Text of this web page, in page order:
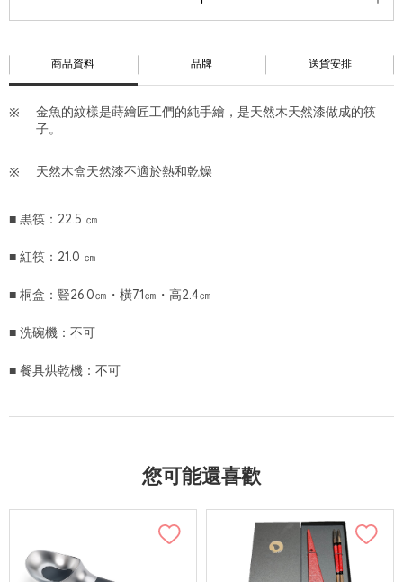
商品資料 品牌 送貨安排
金魚的紋樣是蒔繪匠工們的純手繪，是天然木天然漆做成的筷
子。
天然木盒天然漆不適於熱和乾燥
■ 黒筷：22.5 ㎝
■ 紅筷：21.0 ㎝
■ 桐盒：豎26.0㎝・橫7.1㎝・高2.4㎝
■ 洗碗機：不可
■ 餐具烘乾機：不可
您可能還喜歡